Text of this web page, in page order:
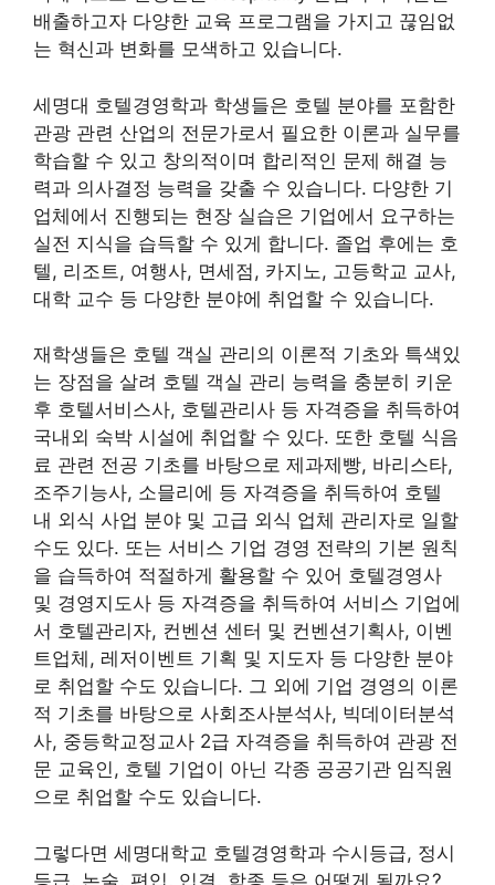
배출하고자 다양한 교육 프로그램을 가지고 끊임없
는 혁신과 변화를 모색하고 있습니다.
세명대 호텔경영학과 학생들은 호텔 분야를 포함한
관광 관련 산업의 전문가로서 필요한 이론과 실무를
학습할 수 있고 창의적이며 합리적인 문제 해결 능
력과 의사결정 능력을 갖출 수 있습니다. 다양한 기
업체에서 진행되는 현장 실습은 기업에서 요구하는
실전 지식을 습득할 수 있게 합니다. 졸업 후에는 호
텔, 리조트, 여행사, 면세점, 카지노, 고등학교 교사,
대학 교수 등 다양한 분야에 취업할 수 있습니다.
재학생들은 호텔 객실 관리의 이론적 기초와 특색있
는 장점을 살려 호텔 객실 관리 능력을 충분히 키운
후 호텔서비스사, 호텔관리사 등 자격증을 취득하여
국내외 숙박 시설에 취업할 수 있다. 또한 호텔 식음
료 관련 전공 기초를 바탕으로 제과제빵, 바리스타,
조주기능사, 소믈리에 등 자격증을 취득하여 호텔
내 외식 사업 분야 및 고급 외식 업체 관리자로 일할
수도 있다. 또는 서비스 기업 경영 전략의 기본 원칙
을 습득하여 적절하게 활용할 수 있어 호텔경영사
및 경영지도사 등 자격증을 취득하여 서비스 기업에
서 호텔관리자, 컨벤션 센터 및 컨벤션기획사, 이벤
트업체, 레저이벤트 기획 및 지도자 등 다양한 분야
로 취업할 수도 있습니다. 그 외에 기업 경영의 이론
적 기초를 바탕으로 사회조사분석사, 빅데이터분석
사, 중등학교정교사 2급 자격증을 취득하여 관광 전
문 교육인, 호텔 기업이 아닌 각종 공공기관 임직원
으로 취업할 수도 있습니다.
그렇다면 세명대학교 호텔경영학과 수시등급, 정시
등급, 논술, 편입, 입결, 학종 등은 어떻게 될까요?